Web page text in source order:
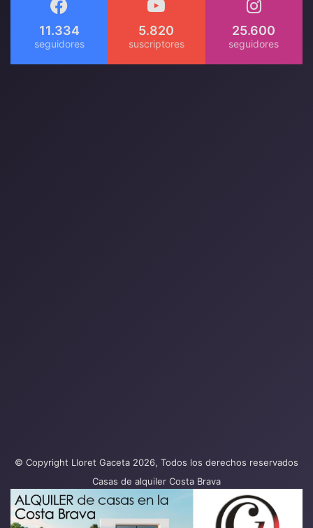
11.334 5.820 25.600
© Copyright Lloret Gaceta 2026, Todos los derechos reservados
Casas de alquiler Costa Brava